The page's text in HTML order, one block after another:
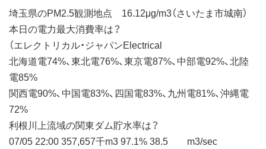
埼玉県のPM2.5観測地点 16.12μg/m3（さいたま市城南）
本日の電力最大消費率は？
（エレクトリカル・ジャパンElectrical
北海道電74%、東北電76%、東京電87%、中部電92%、北陸
電85%
関西電90%、中国電83%、四国電83%、九州電81%、沖縄電
72%
利根川上流域の関東ダム貯水率は？
07/05 22:00 357,657千m3 97.1% 38.5 m3/sec